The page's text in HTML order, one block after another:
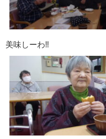
美味しーわ‼